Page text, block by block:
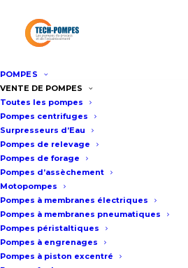
POMPES
VENTE DE POMPES
Toutes les pompes
Pompes centrifuges
Surpresseurs d’Eau
Pompes de relevage
Pompes de forage
Pompes d’assèchement
Motopompes
Pompes à membranes électriques
Pompes à membranes pneumatiques
Pompes péristaltiques
Pompes à engrenages
Pompes à piston excentré
Accueil /Pompes d’Assèchement
WEDA L100
Pompe d’exhaure
WEDA L100
Fiche technique